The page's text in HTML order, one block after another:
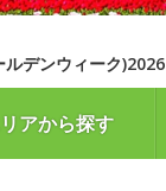
ルデンウィーク)2026
アから探す